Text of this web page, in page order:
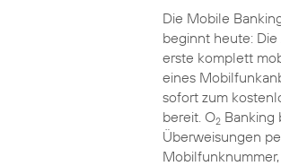
Die Mobile
beginnt heute: Die
erste komplett
eines
sofort zum
bereit. O2Banking
Überweisungen